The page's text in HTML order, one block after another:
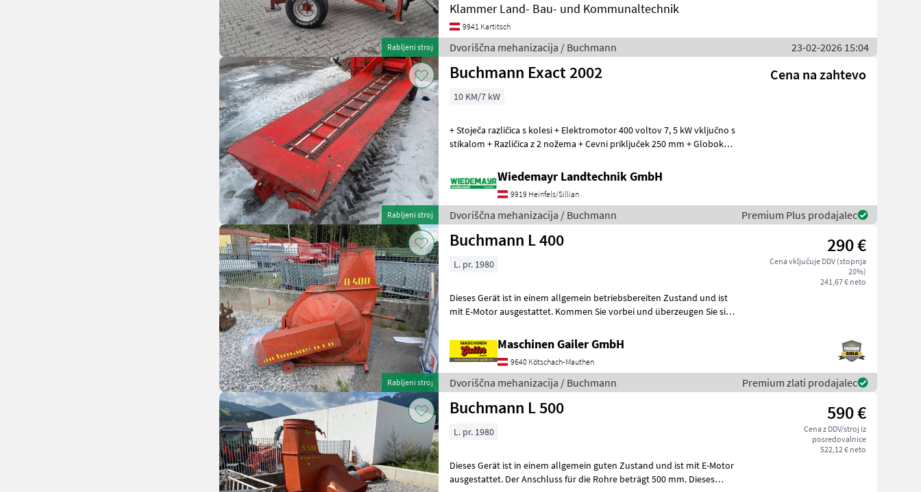
Rabljeni stroj
Klammer Land- Bau- und Kommunaltechnik
9941 Kartitsch
Dvoriščna mehanizacija / Buchmann 23-02-2026 15:04
Rabljeni stroj
Buchmann Exact 2002 Cena na zahtevo
10 KM/7 kW
+ Stoječa različica s kolesi + Elektromotor 400 voltov 7, 5 kW vključno s
stikalom + Različica z 2 nožema + Cevni priključek 250 mm + Globoka
Wiedemayr Landtechnik GmbH
9919 Heinfels/Sillian
Dvoriščna mehanizacija / Buchmann Premium Plus prodajalec
Rabljeni stroj
Buchmann L 400 290 €
Cena vključuje DDV (stopnja
20%)
241,67 € neto
L. pr. 1980
Dieses Gerät ist in einem allgemein betriebsbereiten Zustand und ist
mit E-Motor ausgestattet. Kommen Sie vorbei und überzeugen Sie sich
Maschinen Gailer GmbH
9640 Kötschach-Mauthen
Dvoriščna mehanizacija / Buchmann Premium zlati prodajalec
Buchmann L 500 590 €
Cena z DDV/stroj iz
posredovalnice
522,12 € neto
L. pr. 1980
Dieses Gerät ist in einem allgemein guten Zustand und ist mit E-Motor
ausgestattet. Der Anschluss für die Rohre beträgt 500 mm. Dieses